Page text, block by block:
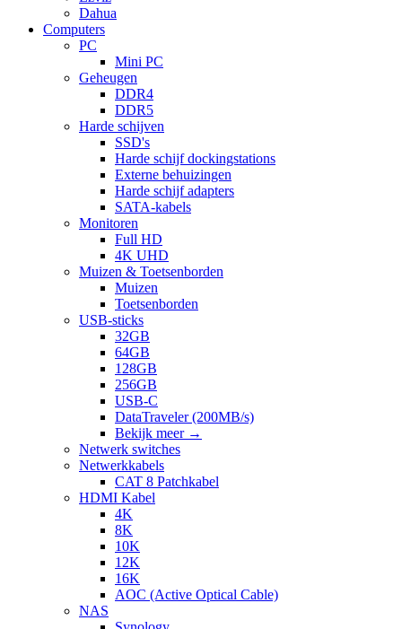
Dahua
Computers
PC
Mini PC
Geheugen
DDR4
DDR5
Harde schijven
SSD's
Harde schijf dockingstations
Externe behuizingen
Harde schijf adapters
SATA-kabels
Monitoren
Full HD
4K UHD
Muizen & Toetsenborden
Muizen
Toetsenborden
USB-sticks
32GB
64GB
128GB
256GB
USB-C
DataTraveler (200MB/s)
Bekijk meer →
Netwerk switches
Netwerkkabels
CAT 8 Patchkabel
HDMI Kabel
4K
8K
10K
12K
16K
AOC (Active Optical Cable)
NAS